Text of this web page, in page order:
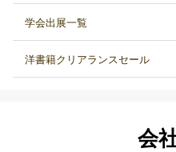
学会出展一覧
洋書籍クリアランスセール
会